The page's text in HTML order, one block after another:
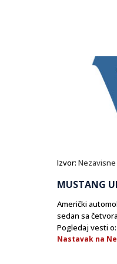
Izvor:
MUSTANG
​Američki
sedan sa
Pogledaj vesti o:
Nastavak na